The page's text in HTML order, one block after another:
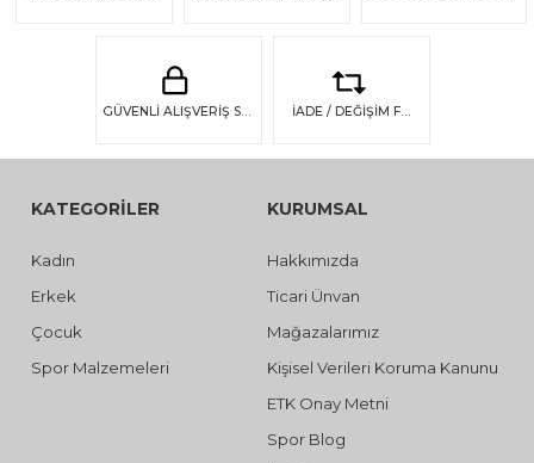
GÜVENLİ ALIŞVERİŞ SSL GÜVENLİĞİ İADE / DEĞİŞİM FIRSATI
KATEGORİLER
Kadın
Erkek
Çocuk
Spor Malzemeleri
KURUMSAL
Hakkımızda
Ticari Ünvan
Mağazalarımız
Kişisel Verileri Koruma Kanunu
ETK Onay Metni
Spor Blog